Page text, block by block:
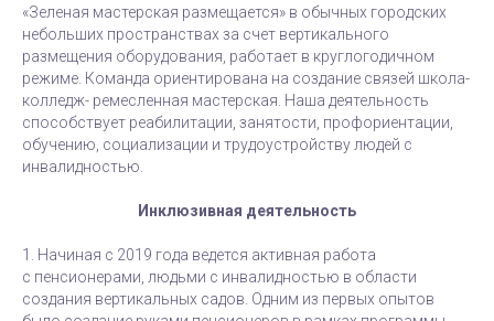
«Зеленая мастерская размещается» в обычных городских
небольших пространствах за счет вертикального
размещения оборудования, работает в круглогодичном
режиме. Команда ориентирована на создание связей школа-
колледж- ремесленная мастерская. Наша деятельность
способствует реабилитации, занятости, профориентации,
обучению, социализации и трудоустройству людей с
инвалидностью.
Инклюзивная деятельность
1. Начиная с 2019 года ведется активная работа
с пенсионерами, людьми с инвалидностью в области
создания вертикальных садов. Одним из первых опытов